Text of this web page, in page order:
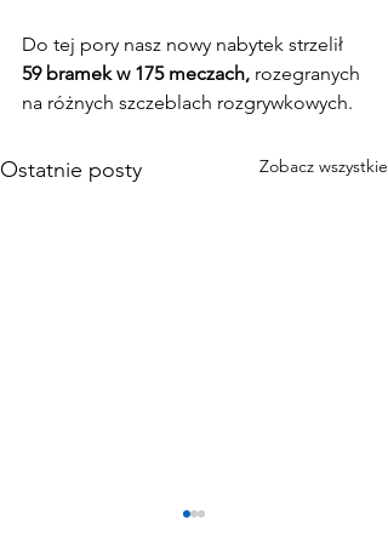
Do tej pory nasz nowy nabytek strzelił
59 bramek w 175 meczach, rozegranych
na różnych szczeblach rozgrywkowych.
Ostatnie posty Zobacz wszystkie